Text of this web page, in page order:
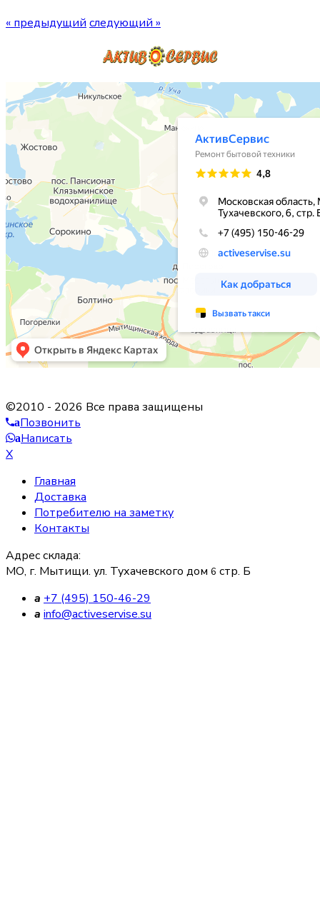
« предыдущий следующий »
©2010 - 2026 Все права защищены
aПозвонить
aНаписать
X
Главная
Доставка
Потребителю на заметку
Контакты
Адрес склада:
МО, г. Мытищи. ул. Тухачевского дом 6 стр. Б
a +7 (495) 150-46-29
a info@activeservise.su